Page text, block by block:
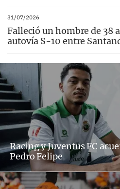
31/07/2026
Falleció un hombre de 38
autovía S-10 entre
Racing y Juventus FC
Pedro Felipe